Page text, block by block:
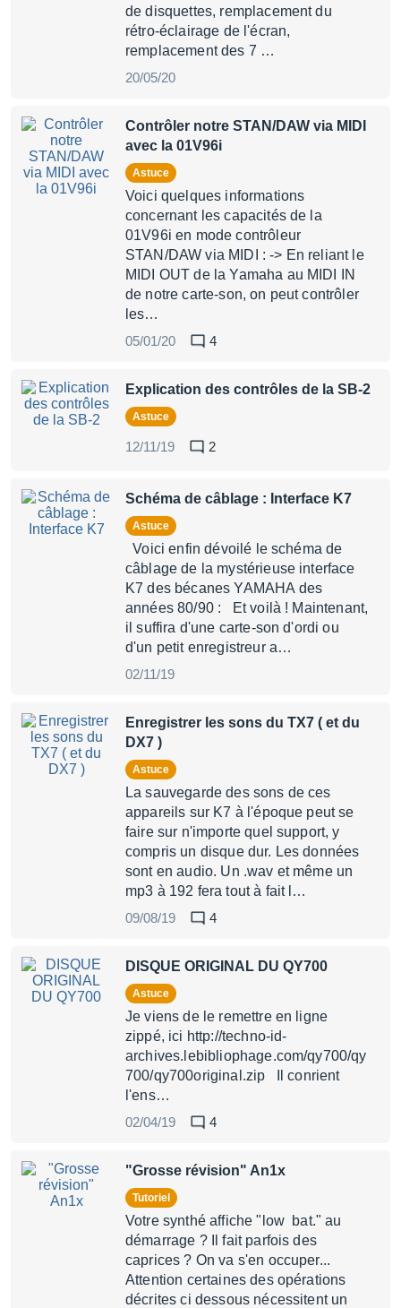
de disquettes, remplacement du
rétro-éclairage de l'écran,
remplacement des 7 …
20/05/20
Contrôler notre STAN/DAW via MIDI
avec la 01V96i
Astuce
Voici quelques informations
concernant les capacités de la
01V96i en mode contrôleur
STAN/DAW via MIDI : -> En reliant le
MIDI OUT de la Yamaha au MIDI IN
de notre carte-son, on peut contrôler
les…
05/01/20
4
Explication des contrôles de la SB-2
Astuce
12/11/19 2
Schéma de câblage : Interface K7
Astuce
Voici enfin dévoilé le schéma de
câblage de la mystérieuse interface
K7 des bécanes YAMAHA des
années 80/90 : Et voilà ! Maintenant,
il suffira d'une carte-son d'ordi ou
d'un petit enregistreur a…
02/11/19
Enregistrer les sons du TX7 ( et du
DX7 )
Astuce
La sauvegarde des sons de ces
appareils sur K7 à l'époque peut se
faire sur n'importe quel support, y
compris un disque dur. Les données
sont en audio. Un .wav et même un
mp3 à 192 fera tout à fait l…
09/08/19
4
DISQUE ORIGINAL DU QY700
Astuce
Je viens de le remettre en ligne
zippé, ici http://techno-id-
archives.lebibliophage.com/qy700/qy
700/qy700original.zip Il conrient
l'ens…
02/04/19
4
"Grosse révision" An1x
Tutoriel
Votre synthé affiche "low bat." au
démarrage ? Il fait parfois des
caprices ? On va s'en occuper...
Attention certaines des opérations
décrites ci dessous nécessitent un